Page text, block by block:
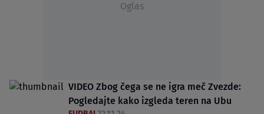
Oglas
VIDEO Zbog čega se ne igra meč Zvezde:
Pogledajte kako izgleda teren na Ubu